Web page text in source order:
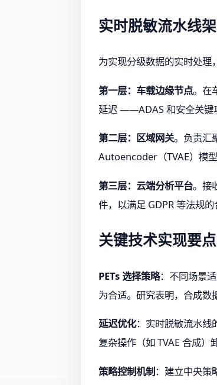
实时脱敏流水线
为实现分级数据的实时处理
第一层：车载边缘节点。在
延迟 ——ADAS 和安全关键
第二层：区域网关。负责汇
Autoencoder（TVAE）模
第三层：云端分析平台。接
件，以满足 GDPR 等法规的
关键技术实现要点
PETs 选择策略：不同场景
为合适。研究表明，合成数
延迟优化：实时脱敏流水线
复杂操作（如 TVAE 合成）
策略控制机制：建立中央策